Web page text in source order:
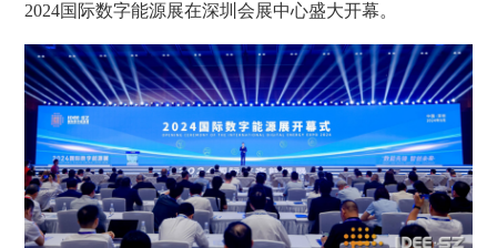
2024国际数字能源展在深圳会展中心盛大开幕。